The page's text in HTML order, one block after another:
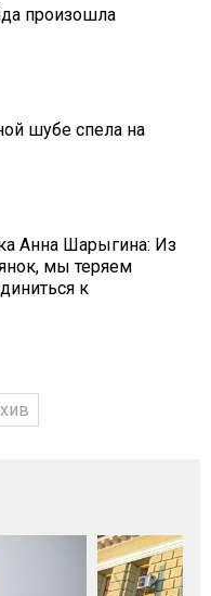
произошла
шубе спела на
Анна Шарыгина: Из
мы теряем
к